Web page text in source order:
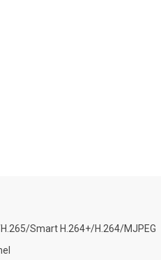
Smart H.264+/H.264/MJPEG